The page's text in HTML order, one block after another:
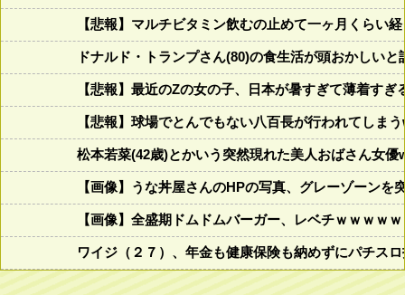
【悲報】マルチビタミン飲むの止めて一ヶ月くらい
ドナルド・トランプさん(80)の食生活が頭おかしい
【悲報】最近のZの女の子、日本が暑すぎて薄着すぎ
【悲報】球場でとんでもない八百長が行われてし
松本若菜(42歳)とかいう突然現れた美人おばさん女優
【画像】うな丼屋さんのHPの写真、グレーゾーンを
【画像】全盛期ドムドムバーガー、レベチｗｗｗｗ
ワイジ（２７）、年金も健康保険も納めずにパチス